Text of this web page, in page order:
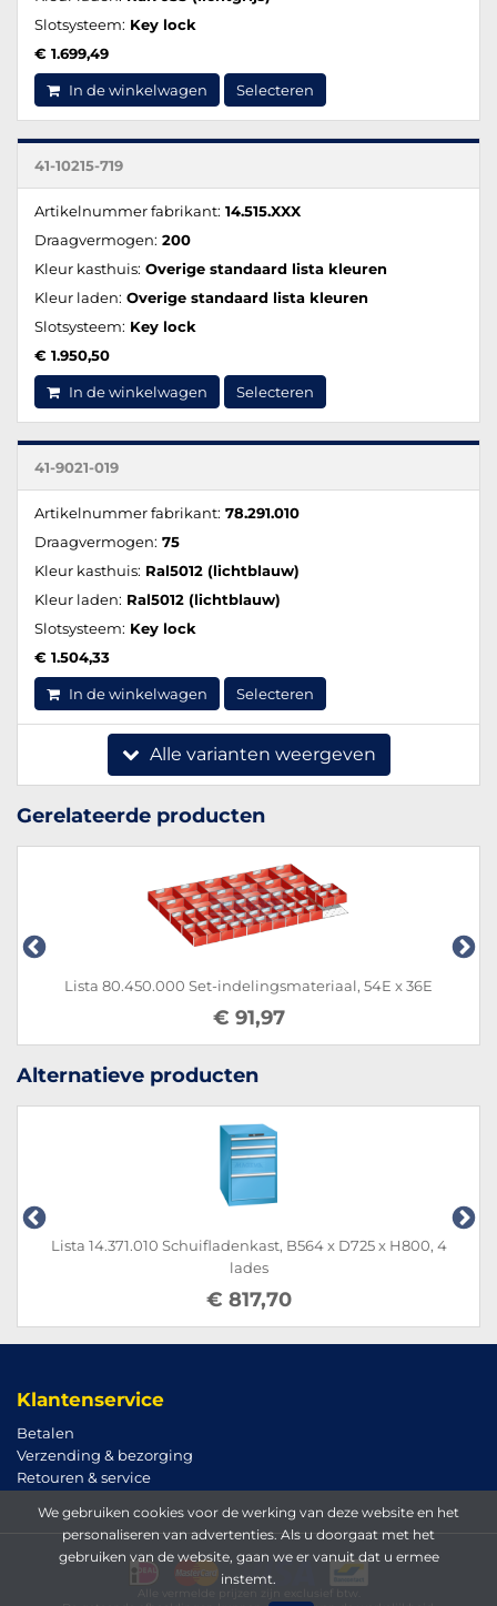
Slotsysteem: Key lock
€ 1.699,49
In de winkelwagen Selecteren
41-10215-719
Artikelnummer fabrikant: 14.515.XXX
Draagvermogen: 200
Kleur kasthuis: Overige standaard lista kleuren
Kleur laden: Overige standaard lista kleuren
Slotsysteem: Key lock
€ 1.950,50
In de winkelwagen Selecteren
41-9021-019
Artikelnummer fabrikant: 78.291.010
Draagvermogen: 75
Kleur kasthuis: Ral5012 (lichtblauw)
Kleur laden: Ral5012 (lichtblauw)
Slotsysteem: Key lock
€ 1.504,33
In de winkelwagen Selecteren
Alle varianten weergeven
Gerelateerde producten
Lista 80.450.000 Set-indelingsmateriaal, 54E x 36E
€ 91,97
Alternatieve producten
Lista 14.371.010 Schuifladenkast, B564 x D725 x H800, 4
lades
€ 817,70
Klantenservice
Betalen
Verzending & bezorging
Retouren & service
Alle vermelde prijzen zijn exclusief btw.
We gebruiken cookies voor de werking van deze website en het
personaliseren van advertenties. Als u doorgaat met het
gebruiken van de website, gaan we er vanuit dat u ermee
instemt.